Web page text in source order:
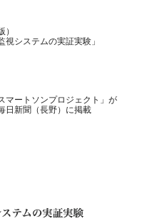
システムの実証実験」
マートソンプロジェクト」が
日新聞（長野）に掲載